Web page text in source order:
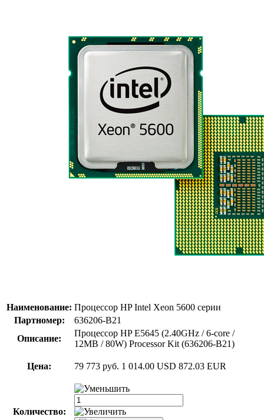
Наименование: Процессор HP Intel Xeon 5600 серии
Партномер:
636206-B21
Описание:
Процессор HP E5645 (2.40GHz / 6-core /
12MB / 80W) Processor Kit (636206-B21)
Цена: 79 773 руб. 1 014.00 USD 872.03 EUR
Количество: